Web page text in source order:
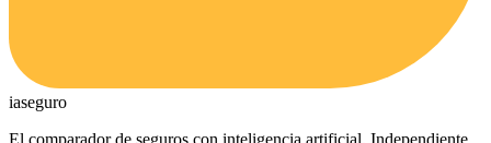
iaseguro
El comparador de seguros con inteligencia artificial. Independiente